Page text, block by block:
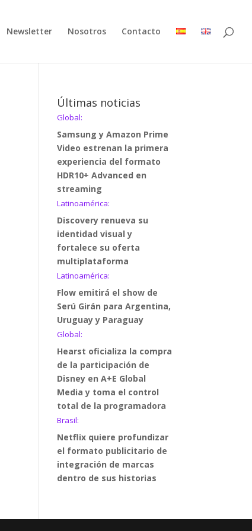
Newsletter Nosotros Contacto
Últimas noticias
Global:
Samsung y Amazon Prime
Video estrenan la primera
experiencia del formato
HDR10+ Advanced en
streaming
Latinoamérica:
Discovery renueva su
identidad visual y
fortalece su oferta
multiplataforma
Latinoamérica:
Flow emitirá el show de
Serú Girán para Argentina,
Uruguay y Paraguay
Global:
Hearst oficializa la compra
de la participación de
Disney en A+E Global
Media y toma el control
total de la programadora
Brasil:
Netflix quiere profundizar
el formato publicitario de
integración de marcas
dentro de sus historias